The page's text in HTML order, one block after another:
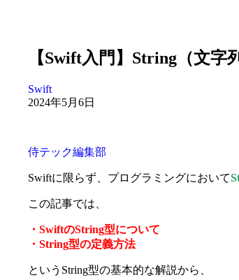
【Swift入門】String（文
Swift
2024年5月6日
侍テック編集部
Swiftに限らず、プログラミングにおいて
この記事では、
・SwiftのString型について
・String型の定義方法
というString型の基本的な解説から、